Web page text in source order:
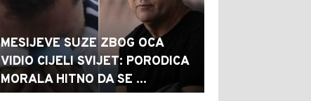
MESIJEVE SUZE ZBOG OCA
VIDIO CIJELI SVIJET: PORODICA
MORALA HITNO DA SE ...